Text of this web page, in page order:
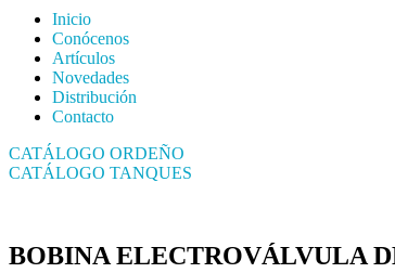
Inicio
Conócenos
Artículos
Novedades
Distribución
Contacto
CATÁLOGO ORDEÑO
CATÁLOGO TANQUES
BOBINA ELECTROVÁLVULA